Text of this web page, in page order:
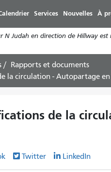
Services Nouvelles À
N Judah en direction de Hillway
Rapports et documents
la circulation - Autopartage
de la
Twitter LinkedIn